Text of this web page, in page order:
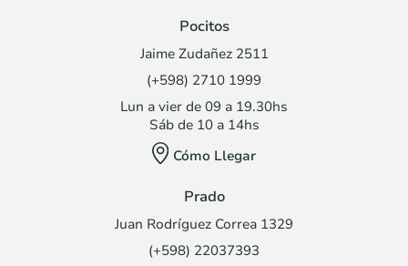
Pocitos
Jaime Zudañez 2511
(+598) 2710 1999
Lun a vier de 09 a 19.30hs
Sáb de 10 a 14hs
Cómo Llegar
Prado
Juan Rodríguez Correa 1329
(+598) 22037393